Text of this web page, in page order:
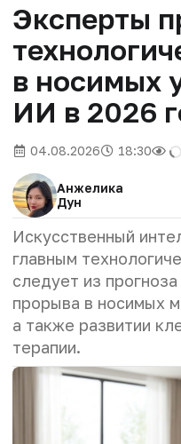
Эксперты
в носимых
ИИ в 2026
04.08.2026 18:30
Анжелика
Дун
Искусственный
главным
следует из
прорыва в носимых
а также развитии
терапии.